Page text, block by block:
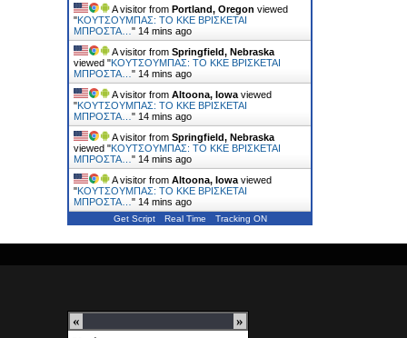
A visitor from Portland, Oregon viewed
"ΚΟΥΤΣΟΥΜΠΑΣ: TO KKE ΒΡΙΣΚΕΤΑΙ
ΜΠΡΟΣΤΑ… " 14 mins ago
A visitor from Springfield, Nebraska
viewed "ΚΟΥΤΣΟΥΜΠΑΣ: TO KKE ΒΡΙΣΚΕΤΑΙ
ΜΠΡΟΣΤΑ… " 14 mins ago
A visitor from Altoona, Iowa viewed
"ΚΟΥΤΣΟΥΜΠΑΣ: TO KKE ΒΡΙΣΚΕΤΑΙ
ΜΠΡΟΣΤΑ… " 14 mins ago
A visitor from Springfield, Nebraska
viewed "ΚΟΥΤΣΟΥΜΠΑΣ: TO KKE ΒΡΙΣΚΕΤΑΙ
ΜΠΡΟΣΤΑ… " 14 mins ago
A visitor from Altoona, Iowa viewed
"ΚΟΥΤΣΟΥΜΠΑΣ: TO KKE ΒΡΙΣΚΕΤΑΙ
ΜΠΡΟΣΤΑ… " 14 mins ago
Get Script Real Time Tracking ON